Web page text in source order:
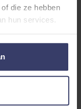
die ze hebben
hun services.
17 mrt 2020